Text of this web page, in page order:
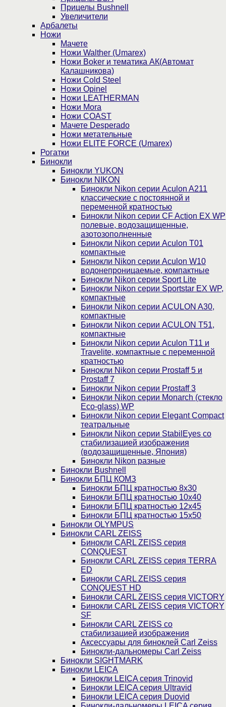
Прицелы Bushnell
Увеличители
Арбалеты
Ножи
Мачете
Ножи Walther (Umarex)
Ножи Boker и тематика АК(Автомат
Калашникова)
Ножи Cold Steel
Ножи Opinel
Ножи LEATHERMAN
Ножи Mora
Ножи COAST
Мачете Desperado
Ножи метательные
Ножи ELITE FORCE (Umarex)
Рогатки
Бинокли
Бинокли YUKON
Бинокли NIKON
Бинокли Nikon серии Aculon A211
классические с постоянной и
переменной кратностью
Бинокли Nikon серии СF Action EX WP
полевые, водозащищенные,
азотозополненные
Бинокли Nikon серии Aculon T01
компактные
Бинокли Nikon серии Aculon W10
водонепроницаемые, компактные
Бинокли Nikon серии Sport Lite
Бинокли Nikon серии Sportstar EX WP,
компактные
Бинокли Nikon серии ACULON A30,
компактные
Бинокли Nikon серии ACULON Т51,
компактные
Бинокли Nikon серии Aculon T11 и
Travelite, компактные с переменной
кратностью
Бинокли Nikon серии Prostaff 5 и
Prostaff 7
Бинокли Nikon серии Prostaff 3
Бинокли Nikon серии Monarch (стекло
Eco-glass) WP
Бинокли Nikon серии Elegant Compact
театральные
Бинокли Nikon серии StabilEyes со
стабилизацией изображения
(водозащищенные, Япония)
Бинокли Nikon разные
Бинокли Bushnell
Бинокли БПЦ КОМЗ
Бинокли БПЦ кратностью 8х30
Бинокли БПЦ кратностью 10х40
Бинокли БПЦ кратностью 12х45
Бинокли БПЦ кратностью 15х50
Бинокли OLYMPUS
Бинокли CARL ZEISS
Бинокли CARL ZEISS серия
CONQUEST
Бинокли CARL ZEISS серия TERRA
ED
Бинокли CARL ZEISS серия
CONQUEST HD
Бинокли CARL ZEISS серия VICTORY
Бинокли CARL ZEISS серия VICTORY
SF
Бинокли CARL ZEISS со
стабилизацией изображения
Аксессуары для биноклей Carl Zeiss
Бинокли-дальномеры Carl Zeiss
Бинокли SIGHTMARK
Бинокли LEICA
Бинокли LEICA серия Trinovid
Бинокли LEICA серия Ultravid
Бинокли LEICA серия Duovid